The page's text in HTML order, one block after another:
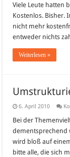
Viele Leute hatten
Kostenlos. Bisher.
nicht mehr
entweder nichts
Weiterlesen »
6. April 2010
Bei der
dementsprechend
wird bloß auf
bitte alle, die sich